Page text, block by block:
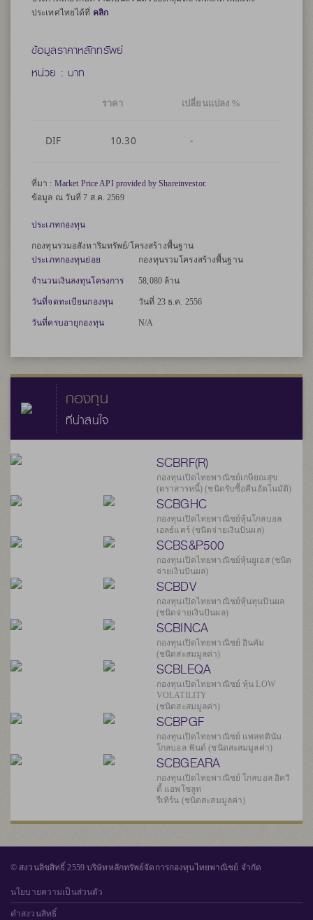
ประเทศไทยได้ที่ คลิก
ข้อมูลราคาหลักทรัพย์
หน่วย : บาท
ราคา เปลี่ยนแปลง %
DIF 10.30 -
ที่มา : Market Price API provided by Shareinvestor.
ข้อมูล ณ วันที่ 7 ส.ค. 2569
ประเภทกองทุน
กองทุนรวมอสังหาริมทรัพย์/โครงสร้างพื้นฐาน
ประเภทกองทุนย่อย
กองทุนรวมโครงสร้างพื้นฐาน
จำนวนเงินลงทุนโครงการ 58,080 ล้าน
วันที่จดทะเบียนกองทุน วันที่ 23 ธ.ค. 2556
วันที่ครบอายุกองทุน N/A
กองทุน
ที่น่าสนใจ
SCBRF(R)
กองทุนเปิดไทยพาณิชย์เกษียณสุข
(ตราสารหนี้) (ชนิดรับซื้อคืนอัตโนมัติ)
SCBGHC
กองทุนเปิดไทยพาณิชย์หุ้นโกลบอล
เฮลธ์แคร์ (ชนิดจ่ายเงินปันผล)
SCBS&P500
กองทุนเปิดไทยพาณิชย์หุ้นยูเอส (ชนิด
จ่ายเงินปันผล)
SCBDV
กองทุนเปิดไทยพาณิชย์หุ้นทุนปันผล
(ชนิดจ่ายเงินปันผล)
SCBINCA
กองทุนเปิดไทยพาณิชย์ อินคัม
(ชนิดสะสมมูลค่า)
SCBLEQA
กองทุนเปิดไทยพาณิชย์ หุ้น LOW
VOLATILITY
(ชนิดสะสมมูลค่า)
SCBPGF
กองทุนเปิดไทยพาณิชย์ แพลทตินัม
โกลบอล ฟันด์ (ชนิดสะสมมูลค่า)
SCBGEARA
กองทุนเปิดไทยพาณิชย์ โกลบอล อิควิ
ตี้ แอพโซลูท
รีเทิร์น (ชนิดสะสมมูลค่า)
© สงวนลิขสิทธิ์ 2559 บริษัทหลักทรัพย์จัดการกองทุนไทยพาณิชย์ จำกัด
นโยบายความเป็นส่วนตัว
คำสงวนสิทธิ์